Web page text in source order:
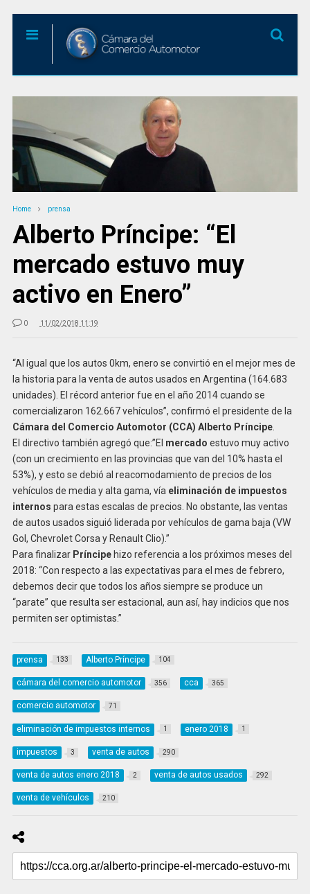
Home prensa
Alberto Príncipe: “El
mercado estuvo muy
activo en Enero”
0 11/02/2018 11:19
“Al igual que los autos 0km, enero se convirtió en el mejor mes de
la historia para la venta de autos usados en Argentina (164.683
unidades). El récord anterior fue en el año 2014 cuando se
comercializaron 162.667 vehículos”, confirmó el presidente de la
Cámara del Comercio Automotor (CCA) Alberto Príncipe.
El directivo también agregó que:”El mercado estuvo muy activo
(con un crecimiento en las provincias que van del 10% hasta el
53%), y esto se debió al reacomodamiento de precios de los
vehículos de media y alta gama, vía eliminación de impuestos
internos para estas escalas de precios. No obstante, las ventas
de autos usados siguió liderada por vehículos de gama baja (VW
Gol, Chevrolet Corsa y Renault Clio).”
Para finalizar Príncipehizo referencia a los próximos meses del
2018: “Con respecto a las expectativas para el mes de febrero,
debemos decir que todos los años siempre se produce un
“parate” que resulta ser estacional, aun así, hay indicios que nos
permiten ser optimistas.”
prensa 133 Alberto Príncipe 104
cámara del comercio automotor 356 cca 365
comercio automotor 71
eliminación de impuestos internos 1 enero 2018 1
impuestos 3 venta de autos 290
venta de autos enero 2018 2 venta de autos usados 292
venta de vehículos 210